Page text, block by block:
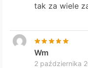
tak za wiele
Wm
2 października